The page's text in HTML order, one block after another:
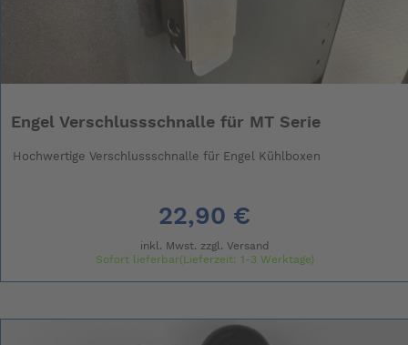
Engel Verschlussschnalle für MT Serie
Hochwertige Verschlussschnalle für Engel Kühlboxen
22,90 €
inkl. Mwst. zzgl. Versand
Sofort lieferbar(Lieferzeit: 1-3 Werktage)